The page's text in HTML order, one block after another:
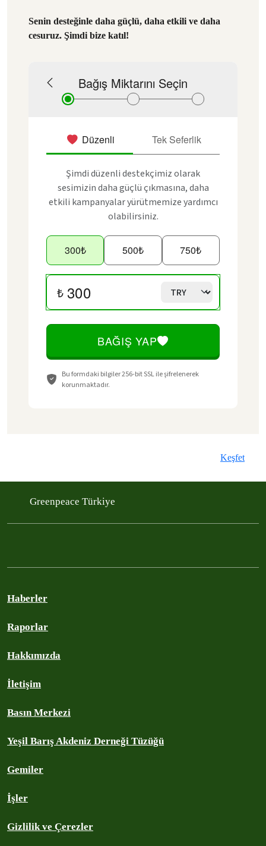
Senin desteğinle daha güçlü, daha etkili ve daha
cesuruz. Şimdi bize katıl!
Keşfet
Greenpeace Türkiye
Haberler
Raporlar
Hakkımızda
İletişim
Basın Merkezi
Yeşil Barış Akdeniz Derneği Tüzüğü
Gemiler
İşler
Gizlilik ve Çerezler